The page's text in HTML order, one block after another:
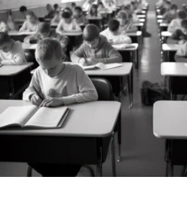
Appréhender l'Hermétisme
politique, pouvoir et argent
Langage et pouvoir